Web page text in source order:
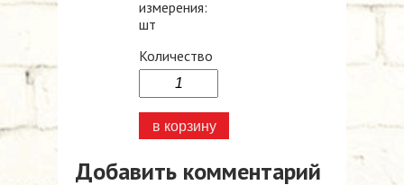
измерения:
шт
Количество
Добавить комментарий